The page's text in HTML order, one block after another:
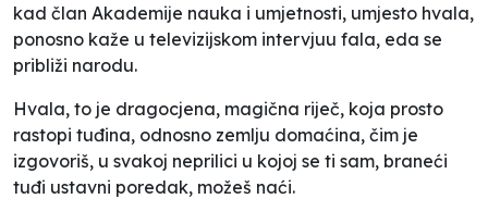
kad član Akademije nauka i umjetnosti, umjesto hvala,
ponosno kaže u televizijskom intervjuu fala, eda se
približi narodu.
Hvala, to je dragocjena, magična riječ, koja prosto
rastopi tuđina, odnosno zemlju domaćina, čim je
izgovoriš, u svakoj neprilici u kojoj se ti sam, braneći
tuđi ustavni poredak, možeš naći.